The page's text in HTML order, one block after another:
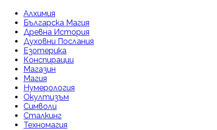
Алхимия
Българска Магия
Древна История
Духовни Послания
Езотерика
Конспирации
Магазин
Магия
Нумерология
Окултизъм
Символи
Сталкинг
Техномагия